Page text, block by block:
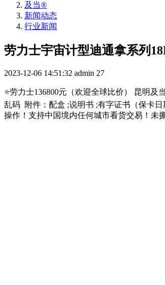
及当®
新闻动态
行业新闻
劳力士宇宙计型迪通拿系列
2023-12-06 14:51:32 admin 27
⭐劳力士136800元（欢迎全球比价） 昆明
乱码 附件：配盒 ;说明书 ;有字证书（保卡
操作！支持中国境内任何城市看货交易！未